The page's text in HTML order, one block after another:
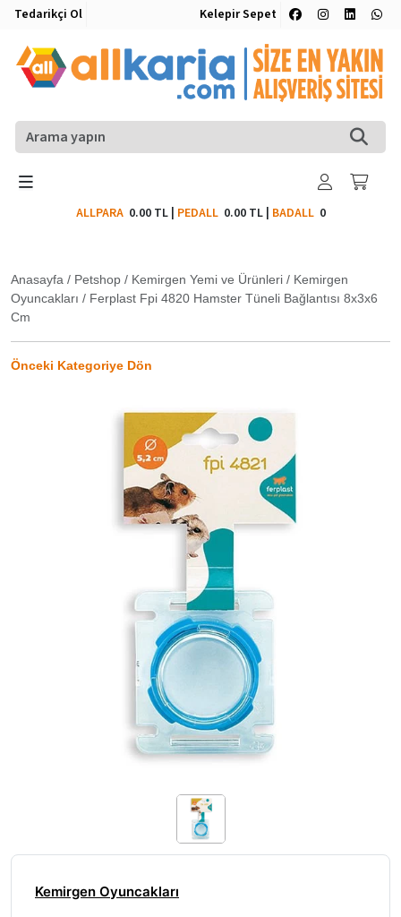
Tedarikçi Ol Kelepir Sepet
ALLPARA 0.00 TL| PEDALL 0.00 TL| BADALL0
Anasayfa / Petshop / Kemirgen Yemi ve Ürünleri / Kemirgen
Oyuncakları / Ferplast Fpi 4820 Hamster Tüneli Bağlantısı 8x3x6
Cm
Önceki Kategoriye Dön
Kemirgen Oyuncakları